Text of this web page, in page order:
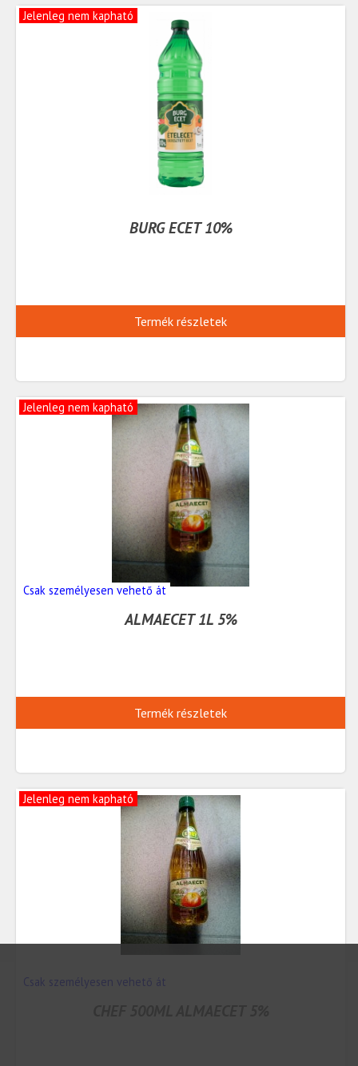
Jelenleg nem kapható
BURG ECET 10%
Termék részletek
Jelenleg nem kapható
Csak személyesen vehető át
ALMAECET 1L 5%
Termék részletek
Jelenleg nem kapható
Csak személyesen vehető át